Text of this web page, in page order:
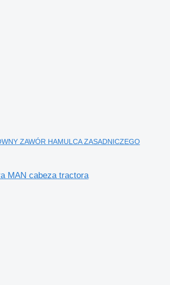
ZAWÓR HAMULCA ZASADNICZEGO
MAN cabeza tractora